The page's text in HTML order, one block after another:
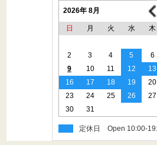
2026年 8月
日 月 火 水 木
2
3 4 5 6
9
10 11 12 13
16
17 18 19 20
23
24 25 26 27
30
31
定休日